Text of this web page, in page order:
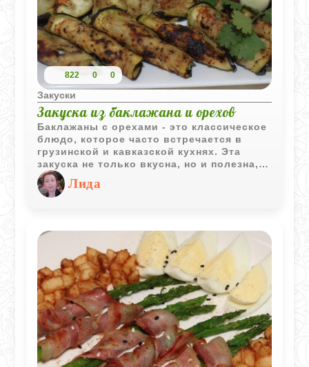
822 0 0
Закуски
Закуска из баклажана и орехов
Баклажаны с орехами - это классическое
блюдо, которое часто встречается в
грузинской и кавказской кухнях. Эта
закуска не только вкусна, но и полезна,
сочетая в себе питательные свойства
баклажанов и орехов. Приготовление
такой закуски не требует много времени
Лида